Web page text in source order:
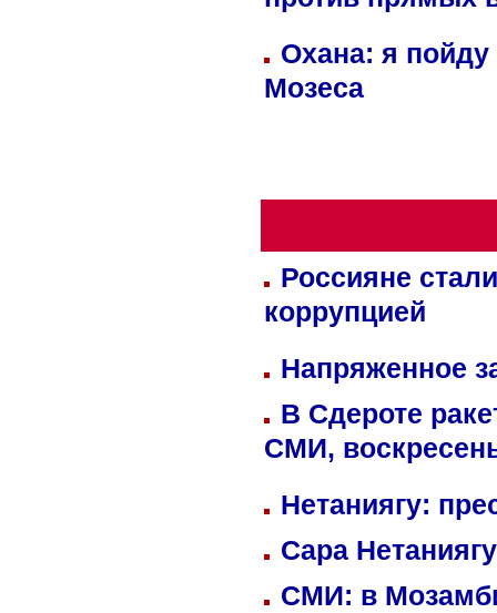
Охана: я пойду
Мозеса
Россияне
коррупцией
Напряженное
В Сдероте
СМИ,
Нетаниягу:
Сара
СМИ: в